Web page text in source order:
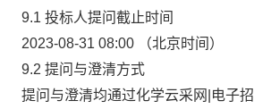
9.1 投标人提问截止时间
2023-08-31 08:00
（北京时间）
9.2 提问与澄清方式
提问与澄清均通过化学云采网|电子